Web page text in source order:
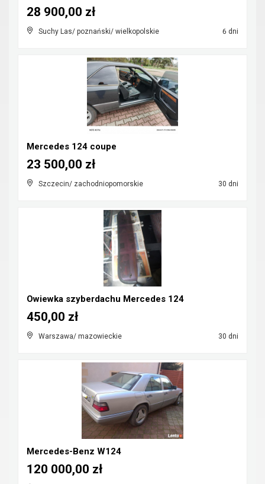
Suchy Las/ poznański/ wielkopolskie 6 dni
28 900,00 zł
Mercedes 124 coupe
Szczecin/ zachodniopomorskie 30 dni
23 500,00 zł
Owiewka szyberdachu Mercedes 124
Warszawa/ mazowieckie 30 dni
450,00 zł
Mercedes-Benz W124
120 000,00 zł